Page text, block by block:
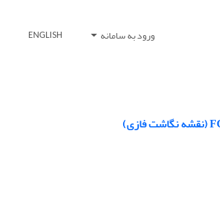
ورود به سامانه ENGLISH